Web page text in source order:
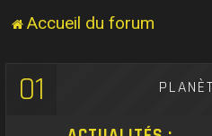
Accueil du forum
01